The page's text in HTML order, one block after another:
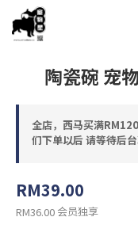
陶瓷碗 宠
全店，西马买满
们下单以后 请等待后
RM39.00
RM36.00 会员独享